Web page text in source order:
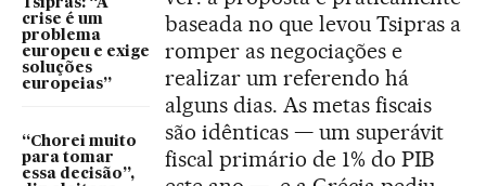
Tsipras: “A
crise é um
problema
europeu e exige
soluções
europeias”
“Chorei muito
para tomar
essa decisão”,
baseada no que levou Tsipras a
romper as negociações e
realizar um referendo há
alguns dias. As metas fiscais
são idênticas — um superávit
fiscal primário de 1% do PIB